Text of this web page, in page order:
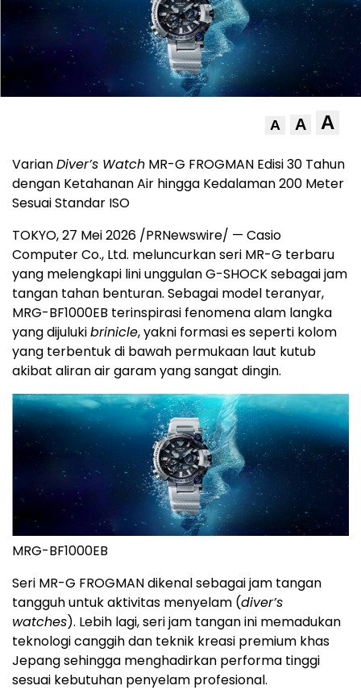
A A A
VarianDiver’s Watch MR-G FROGMAN Edisi 30 Tahun
dengan Ketahanan Air hingga Kedalaman 200 Meter
Sesuai Standar ISO
TOKYO, 27 Mei 2026 /PRNewswire/ — Casio
Computer Co., Ltd. meluncurkan seri MR-G terbaru
yang melengkapi lini unggulan G-SHOCK sebagai jam
tangan tahan benturan. Sebagai model teranyar,
MRG-BF1000EB terinspirasi fenomena alam langka
yang dijulukibrinicle, yakni formasi es seperti kolom
yang terbentuk di bawah permukaan laut kutub
akibat aliran air garam yang sangat dingin.
MRG-BF1000EB
Seri MR-G FROGMAN dikenal sebagai jam tangan
tangguh untuk aktivitas menyelam (diver’s
watches). Lebih lagi, seri jam tangan ini memadukan
teknologi canggih dan teknik kreasi premium khas
Jepang sehingga menghadirkan performa tinggi
sesuai kebutuhan penyelam profesional.